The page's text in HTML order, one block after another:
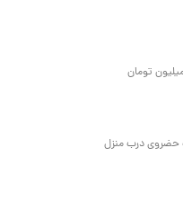
حضروی درب منزل